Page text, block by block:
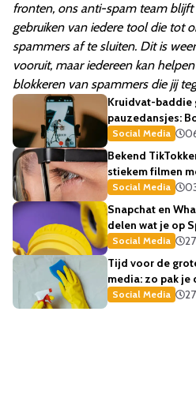
fronten, ons anti-spam team
gebruiken van iedere tool die tot
spammers af te sluiten. Dit is
vooruit, maar iedereen kan
blokkeren van spammers die jij
Kruidvat-baddie
pauzedansjes:
Social Media
Bekend
stiekem filmen
Social Media
Snapchat en
delen wat je op
Social Media
Tijd voor de
media: zo pak je
Social Media